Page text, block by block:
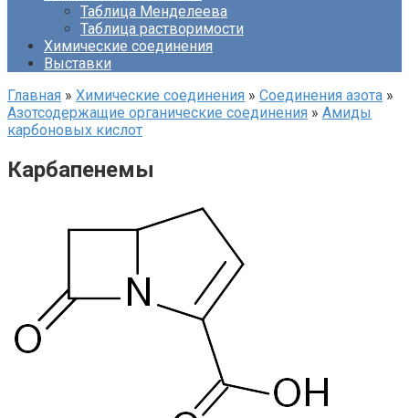
Таблица Менделеева
Таблица растворимости
Химические соединения
Выставки
Главная » Химические соединения » Соединения азота »
Азотсодержащие органические соединения » Амиды
карбоновых кислот‎
Карбапенемы